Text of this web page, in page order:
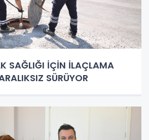
SAĞLIĞI İÇİN İLAÇLAMA
SÜRÜYOR